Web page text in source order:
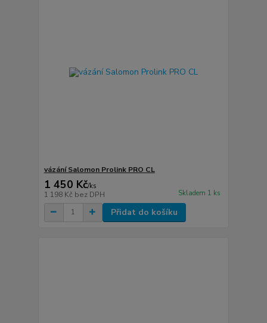
vázání Salomon Prolink PRO CL
1 450 Kč/ks
1 198 Kč bez DPH Skladem 1 ks
Přidat do košíku